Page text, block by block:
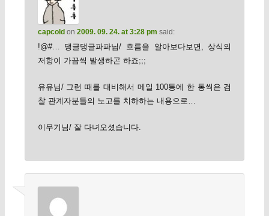
capcold on 2009. 09. 24. at 3:28 pm said:
!@#… 댕글댕글파파님/ 흐름을 알아보다보면, 상식의
저항이 가끔씩 발생하곤 하죠;;;
유유님/ 그런 때를 대비해서 메일 100통에 한 통씩은 검
찰 관계자분들의 노고를 치하하는 내용으로…
이무기님/ 잘 다녀오셨습니다.